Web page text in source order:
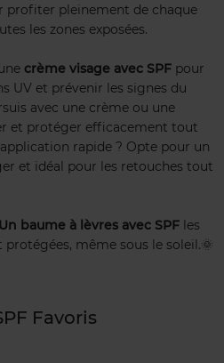
profiter pleinement de chaque
les zones exposées.
crème visage avec SPF pour
UV et prévenir les signes du
avec une crème ou une
et protéger efficacement tout
rapide ? Opte pour un
et idéal pour les retouches tout
Un baume à lèvres avec SPF les
même sous le soleil.🌞
Favoris